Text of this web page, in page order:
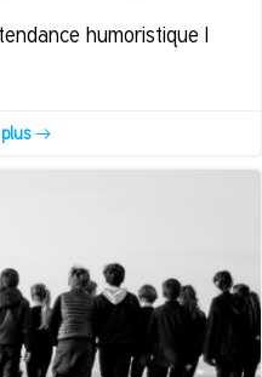
humoristique |